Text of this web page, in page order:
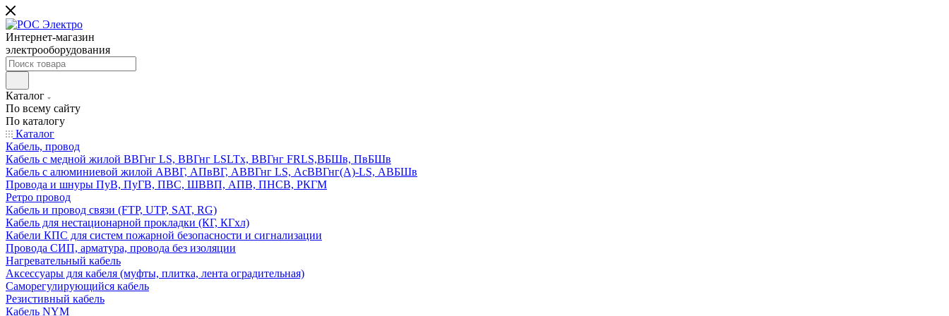
Интернет-магазин
электрооборудования
Каталог
По всему сайту
По каталогу
Каталог
Кабель, провод
Кабель с медной жилой ВВГнг LS, ВВГнг LSLTx, ВВГнг FRLS,ВБШв, ПвБШв
Кабель с алюминиевой жилой АВВГ, АПвВГ, АВВГнг LS, АсВВГнг(А)-LS, АВБШв
Провода и шнуры ПуВ, ПуГВ, ПВС, ШВВП, АПВ, ПНСВ, РКГМ
Ретро провод
Кабель и провод связи (FTP, UTP, SAT, RG)
Кабель для нестационарной прокладки (КГ, КГхл)
Кабели КПС для систем пожарной безопасности и сигнализации
Провода СИП, арматура, провода без изоляции
Нагревательный кабель
Аксессуары для кабеля (муфты, плитка, лента оградительная)
Саморегулирующийся кабель
Резистивный кабель
Кабель NYM